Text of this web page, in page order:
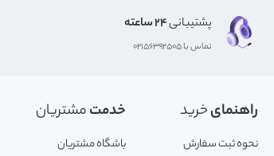
پشتیبانی24 ساعته
تماس با 02156392505
راهنمایخرید
نحوه ثبت سفارش
خدمتمشتریان
باشگاه مشتریان